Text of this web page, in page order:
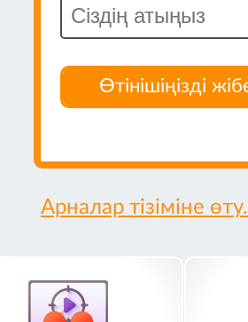
Өтінішіңізді
Арналар тізіміне